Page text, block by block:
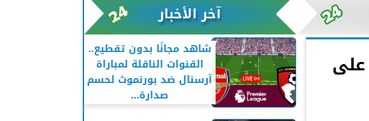
على
آخر الأخبار
شاهد مجانًا بدون تقطيع..
القنوات الناقلة لمباراة
آرسنال ضد بورنموث لحسم
صدارة...